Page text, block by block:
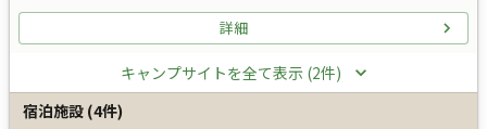
詳細
キャンプサイトを全て表示 (2件)
宿泊施設 (4件)